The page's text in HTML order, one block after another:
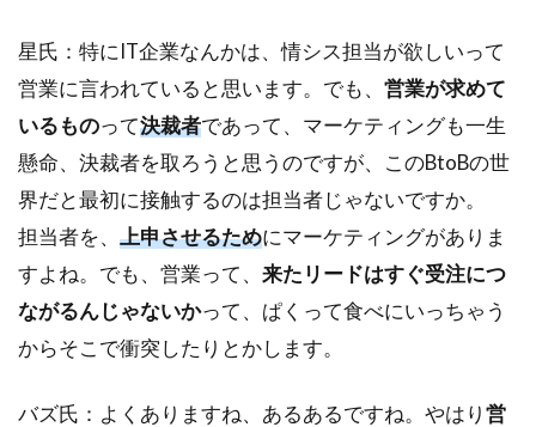
星氏：特にIT企業なんかは、情シス担当が欲しいって
営業に言われていると思います。でも、 営業が求めて
いるものって決裁者であって、マーケティングも一生
懸命、決裁者を取ろうと思うのですが、このBtoBの世
界だと最初に接触するのは担当者じゃないですか。
担当者を、 上申させるためにマーケティングがありま
すよね。でも、営業って、 来たリードはすぐ受注につ
ながるんじゃないかって、ぱくって食べにいっちゃう
からそこで衝突したりとかします。
バズ氏：よくありますね、あるあるですね。やはり営